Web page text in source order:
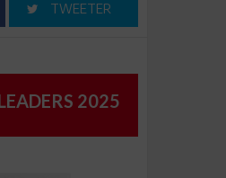
TWEETER
2025